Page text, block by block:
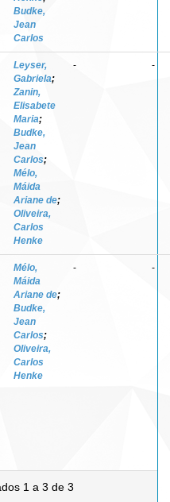
Budke,
Jean
Carlos
Leyser,
Gabriela;
Zanin,
Elisabete
Maria;
Budke,
Jean
Carlos;
Mélo,
Máida
Ariane de;
Oliveira,
Carlos
Henke
- -
Mélo,
Máida
Ariane de;
Budke,
Jean
Carlos;
Oliveira,
Carlos
Henke
- -
1 a 3 de 3